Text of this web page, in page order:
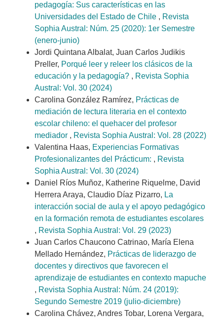
pedagogía: Sus características en las
Universidades del Estado de Chile , Revista
Sophia Austral: Núm. 25 (2020): 1er Semestre
(enero-junio)
Jordi Quintana Albalat, Juan Carlos Judikis
Preller, Porqué leer y releer los clásicos de la
educación y la pedagogía? , Revista Sophia
Austral: Vol. 30 (2024)
Carolina González Ramírez, Prácticas de
mediación de lectura literaria en el contexto
escolar chileno: el quehacer del profesor
mediador , Revista Sophia Austral: Vol. 28 (2022)
Valentina Haas, Experiencias Formativas
Profesionalizantes del Prácticum: , Revista
Sophia Austral: Vol. 30 (2024)
Daniel Ríos Muñoz, Katherine Riquelme, David
Herrera Araya, Claudio Díaz Pizarro, La
interacción social de aula y el apoyo pedagógico
en la formación remota de estudiantes escolares
, Revista Sophia Austral: Vol. 29 (2023)
Juan Carlos Chaucono Catrinao, María Elena
Mellado Hernández, Prácticas de liderazgo de
docentes y directivos que favorecen el
aprendizaje de estudiantes en contexto mapuche
, Revista Sophia Austral: Núm. 24 (2019):
Segundo Semestre 2019 (julio-diciembre)
Carolina Chávez, Andres Tobar, Lorena Vergara,